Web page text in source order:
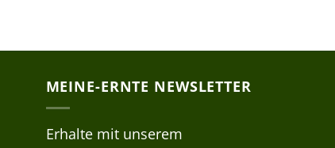
MEINE-ERNTE NEWSLETTER
Erhalte mit unserem